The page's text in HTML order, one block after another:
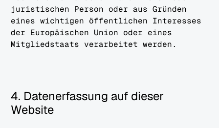
juristischen Person oder aus Gründen
eines wichtigen öffentlichen Interesses
der Europäischen Union oder eines
Mitgliedstaats verarbeitet werden.
4. Datenerfassung auf dieser
Website